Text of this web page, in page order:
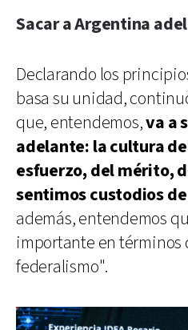
Sacar a Argentina
Declarando los
basa su unidad,
que, entendemos,va a
adelante: la cultura
esfuerzo, del mérito,
sentimos custodios
además, entendemos
importante en términos
federalismo".